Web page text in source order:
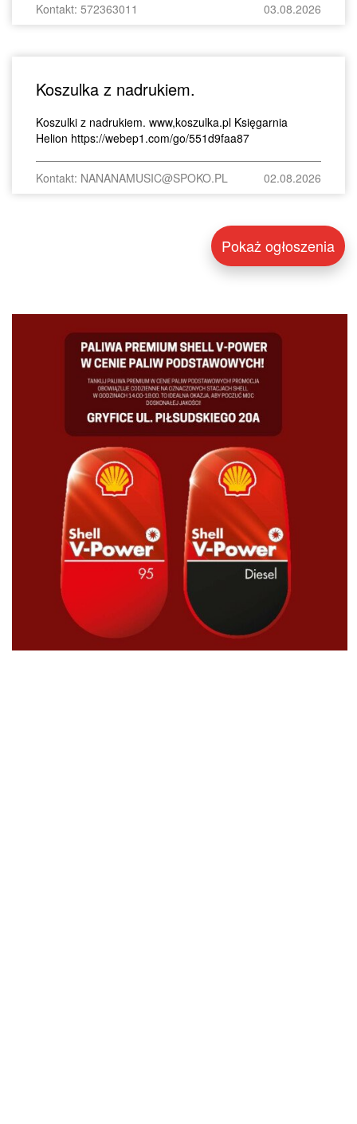
Kontakt: 572363011 03.08.2026
Koszulka z nadrukiem.
Koszulki z nadrukiem. www,koszulka.pl Księgarnia
Helion https://webep1.com/go/551d9faa87
Kontakt: NANANAMUSIC@SPOKO.PL 02.08.2026
Pokaż ogłoszenia